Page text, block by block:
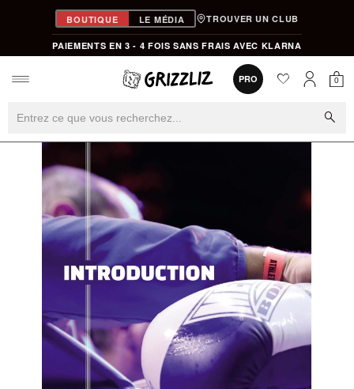
BOUTIQUE LE MÉDIA TROUVER UN CLUB
PAIEMENTS EN 3 - 4 FOIS SANS FRAIS AVEC KLARNA
PRO favorite0
0
search